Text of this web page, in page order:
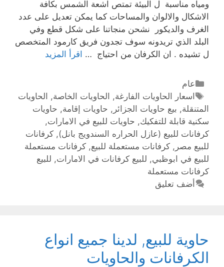
ومياه مناسبة ل البيئة تمتص اشعة الشمس بكافة
الاشكال والالوان والمساحات كما يمكن تعديل على عدد
الغرف والديكور نشحن منجاتنا على شكل قطع وفي
البلد الذي تريدونه سوف تجدون فريق كارمود المتخصص
ل تشيده . ان الكرفان من احتياج … اقرأ المزيد
عام
اسعار الحاويات الفارغة, الحاويات الخاصة, الحاويات
المتنقلة, بيع حاويات الجزائر, حاويات إقامة, حاويات
سكنية قابلة للتفكيك, حاويات للبيع في الامارات,
كرفانات للبيع (عازل الحراره السندويج بانل), كرفانات
للبيع مصر, كرفانات مستعملة للبيع, كرفانات مستعملة
للبيع في ابوظبي , للبيع كرفانات في الامارات, للبيع
كرفانات مستعملة
أضف تعليق
حاوية للبيع, لدينا جميع انواع
الكرفانات والحاويات